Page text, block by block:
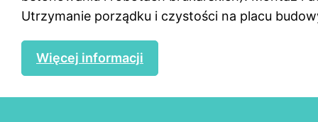
Utrzymanie porządku i czystości na placu
Więcej informacji